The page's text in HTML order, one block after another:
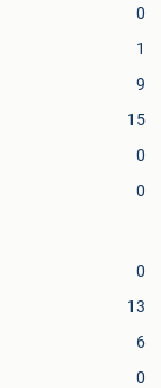
0
1
9
15
0
0
0
13
6
0